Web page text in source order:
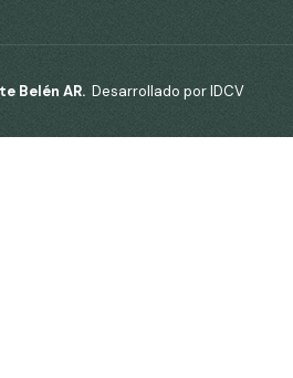
Belén AR. Desarrollado por IDCV